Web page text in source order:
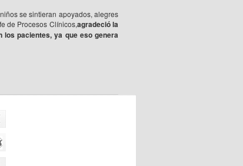
se sintieran apoyados, alegres
de Procesos Clínicos,agradeció la
pacientes, ya que eso genera